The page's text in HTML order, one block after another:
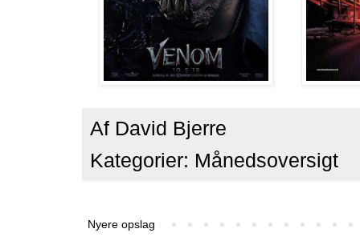
Af David Bjerre
Kategorier: Månedsoversigt
Nyere opslag